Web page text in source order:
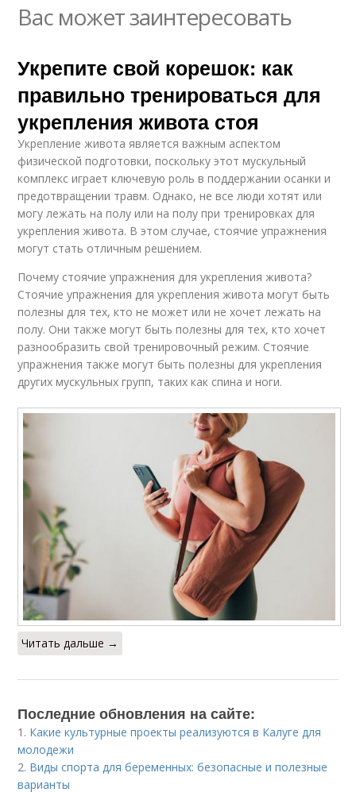
Вас может заинтересовать
Укрепите свой корешок: как
правильно тренироваться для
укрепления живота стоя
Укрепление живота является важным аспектом
физической подготовки, поскольку этот мускульный
комплекс играет ключевую роль в поддержании осанки и
предотвращении травм. Однако, не все люди хотят или
могу лежать на полу или на полу при тренировках для
укрепления живота. В этом случае, стоячие упражнения
могут стать отличным решением.
Почему стоячие упражнения для укрепления живота?
Стоячие упражнения для укрепления живота могут быть
полезны для тех, кто не может или не хочет лежать на
полу. Они также могут быть полезны для тех, кто хочет
разнообразить свой тренировочный режим. Стоячие
упражнения также могут быть полезны для укрепления
других мускульных групп, таких как спина и ноги.
Читать дальше →
Последние обновления на сайте:
1. Какие культурные проекты реализуются в Калуге для
молодежи
2. Виды спорта для беременных: безопасные и полезные
варианты